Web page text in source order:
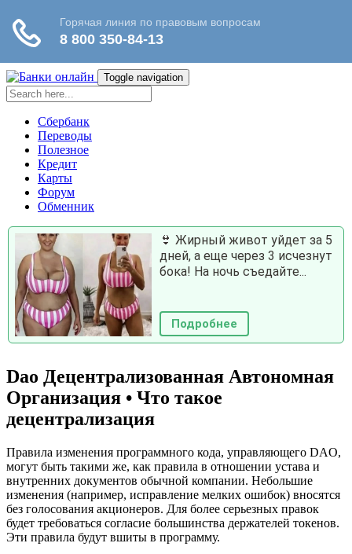
Toggle navigation
Сбербанк
Переводы
Полезное
Кредит
Карты
Форум
Обменник
👙 Жирный живот уйдет за 5
дней, а еще через 3 исчезнут
бока! На ночь съедайте...
Подробнее
Dao Децентрализованная Автономная
Организация • Что такое
децентрализация
Правила изменения программного кода, управляющего DAO,
могут быть такими же, как правила в отношении устава и
внутренних документов обычной компании. Небольшие
изменения (например, исправление мелких ошибок) вносятся
без голосования акционеров. Для более серьезных правок
будет требоваться согласие большинства держателей токенов.
Эти правила будут вшиты в программу.